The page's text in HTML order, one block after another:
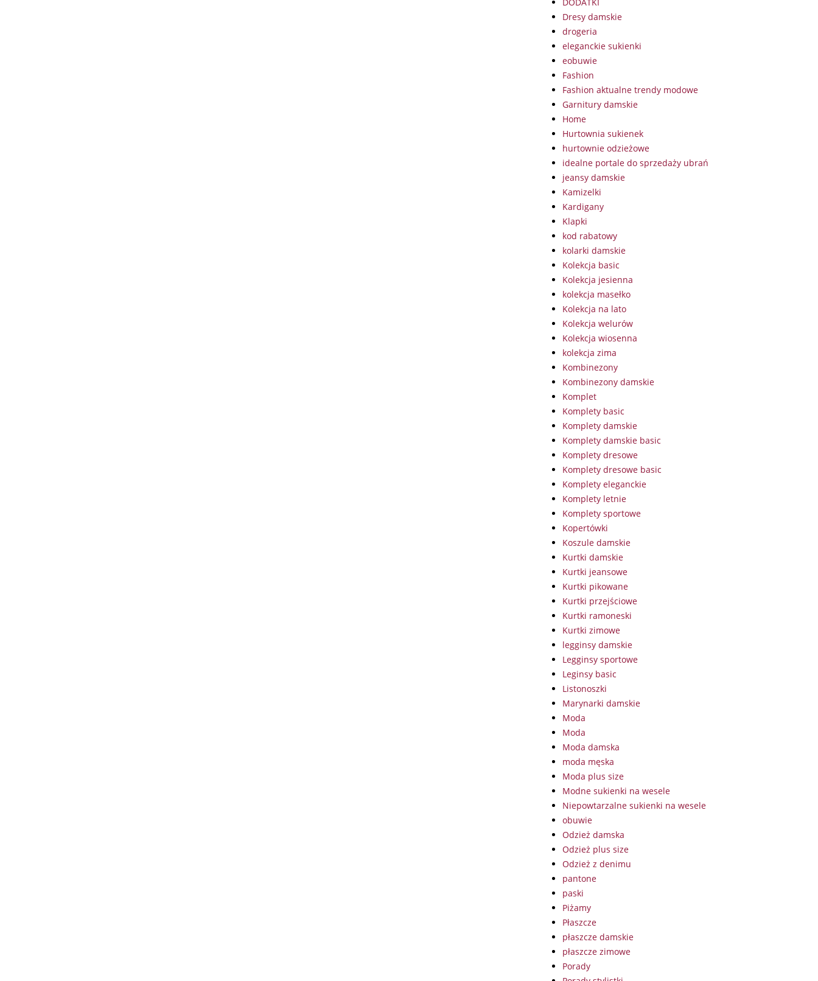
Dresy damskie
drogeria
eleganckie sukienki
eobuwie
Fashion
Fashion aktualne trendy modowe
Garnitury damskie
Home
Hurtownia sukienek
hurtownie odzieżowe
idealne portale do sprzedaży ubrań
jeansy damskie
Kamizelki
Kardigany
Klapki
kod rabatowy
kolarki damskie
Kolekcja basic
Kolekcja jesienna
kolekcja masełko
Kolekcja na lato
Kolekcja welurów
Kolekcja wiosenna
kolekcja zima
Kombinezony
Kombinezony damskie
Komplet
Komplety basic
Komplety damskie
Komplety damskie basic
Komplety dresowe
Komplety dresowe basic
Komplety eleganckie
Komplety letnie
Komplety sportowe
Kopertówki
Koszule damskie
Kurtki damskie
Kurtki jeansowe
Kurtki pikowane
Kurtki przejściowe
Kurtki ramoneski
Kurtki zimowe
legginsy damskie
Legginsy sportowe
Leginsy basic
Listonoszki
Marynarki damskie
Moda
Moda
Moda damska
moda męska
Moda plus size
Modne sukienki na wesele
Niepowtarzalne sukienki na wesele
obuwie
Odzież damska
Odzież plus size
Odzież z denimu
pantone
paski
Piżamy
Płaszcze
płaszcze damskie
płaszcze zimowe
Porady